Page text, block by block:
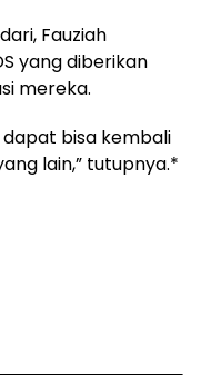
Fauziah
yang diberikan
mereka.
dapat bisa kembali
lain,” tutupnya.*